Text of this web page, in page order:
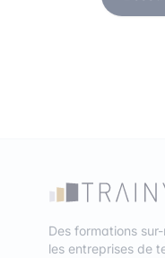
Des formations
les entreprises de